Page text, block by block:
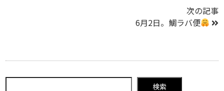
次の記事
6月2日。鯛ラバ便
検索